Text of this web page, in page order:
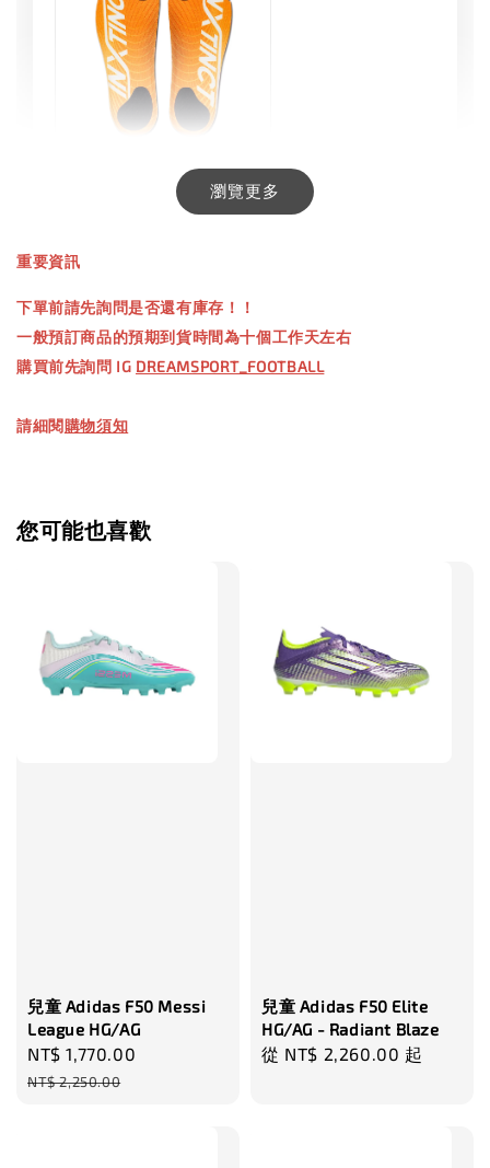
INXTINCT 生活日用鞋墊
NT$ 550.00
加入購物車
瀏覽更多
重要資訊
下單前請先詢問是否還有庫存！！
一般預訂商品的預期到貨時間為十個工作天左右
購買前先詢問 IG DREAMSPORT_FOOTBALL
請細閱購物須知
您可能也喜歡
兒童 Adidas F50 Messi
League HG/AG
Sale
price
NT$ 1,770.00
NT$ 2,250.00
兒童 Adidas F50 Elite
HG/AG - Radiant Blaze
Regular
從 NT$ 2,260.00 起